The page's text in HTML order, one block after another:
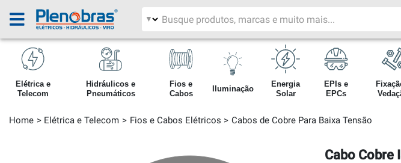
Filtrar por área
Pesquisar produtos
Elétrica e
Telecom
Hidráulicos e
Pneumáticos
Fios e
Cabos
Iluminação
Energia
Solar
EPIs e
EPCs
Home Elétrica e Telecom Fios e Cabos Elétricos Cabos de Cobre Para Baixa Tensão
Cabo Cobre